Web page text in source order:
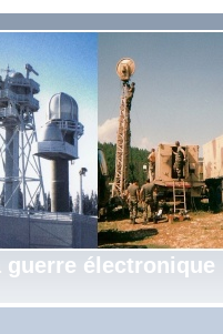
guerre électronique